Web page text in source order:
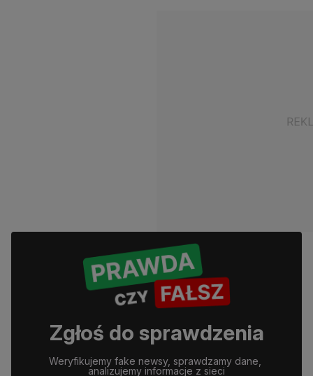
Zgłoś do sprawdzenia
Weryfikujemy fake newsy, sprawdzamy dane,
analizujemy informacje z sieci